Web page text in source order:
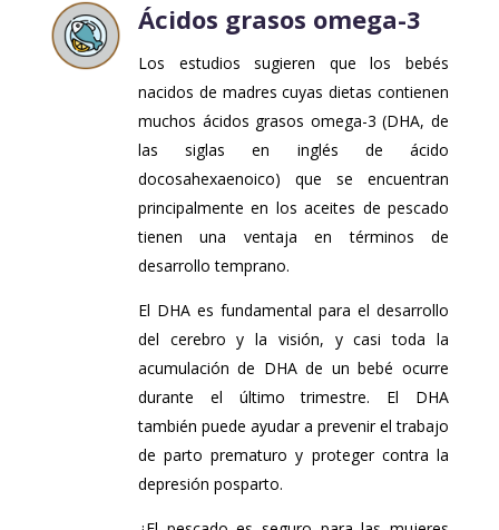
Ácidos grasos omega-3
Los estudios sugieren que los bebés
nacidos de madres cuyas dietas contienen
muchos ácidos grasos omega-3 (DHA, de
las siglas en inglés de ácido
docosahexaenoico) que se encuentran
principalmente en los aceites de pescado
tienen una ventaja en términos de
desarrollo temprano.
El DHA es fundamental para el desarrollo
del cerebro y la visión, y casi toda la
acumulación de DHA de un bebé ocurre
durante el último trimestre. El DHA
también puede ayudar a prevenir el trabajo
de parto prematuro y proteger contra la
depresión posparto.